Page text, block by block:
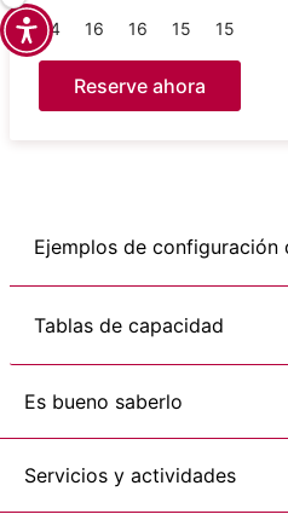
34 16 16 15 15
Reserve ahora
Ejemplos de configuración
Tablas de capacidad
Es bueno saberlo
Servicios y actividades